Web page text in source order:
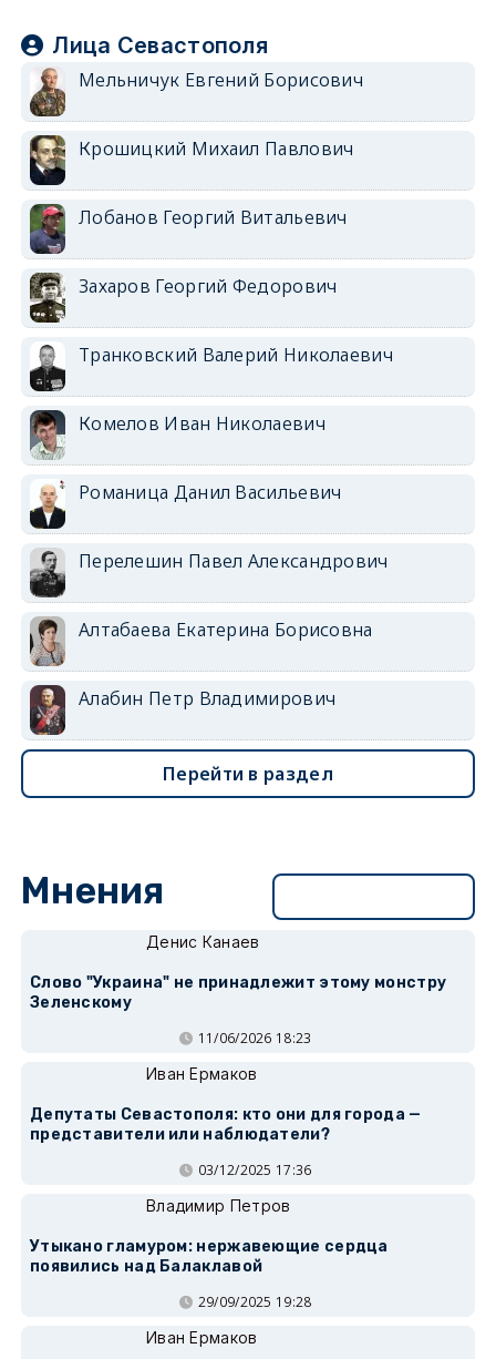
Лица Севастополя
Мельничук Евгений Борисович
Крошицкий Михаил Павлович
Лобанов Георгий Витальевич
Захаров Георгий Федорович
Транковский Валерий Николаевич
Комелов Иван Николаевич
Романица Данил Васильевич
Перелешин Павел Александрович
Алтабаева Екатерина Борисовна
Алабин Петр Владимирович
Перейти в раздел
Мнения
Денис Канаев
Слово "Украина" не принадлежит этому монстру
Зеленскому
11/06/2026 18:23
Иван Ермаков
Депутаты Севастополя: кто они для города —
представители или наблюдатели?
03/12/2025 17:36
Владимир Петров
Утыкано гламуром: нержавеющие сердца
появились над Балаклавой
29/09/2025 19:28
Иван Ермаков